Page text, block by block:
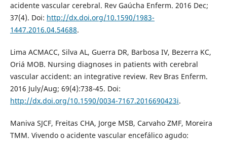
acidente vascular cerebral. Rev Gaúcha Enferm. 2016 Dec;
37(4). Doi: http://dx.doi.org/10.1590/1983-
1447.2016.04.54688.
Lima ACMACC, Silva AL, Guerra DR, Barbosa IV, Bezerra KC,
Oriá MOB. Nursing diagnoses in patients with cerebral
vascular accident: an integrative review. Rev Bras Enferm.
2016 July/Aug; 69(4):738-45. Doi:
http://dx.doi.org/10.1590/0034-7167.2016690423i.
Maniva SJCF, Freitas CHA, Jorge MSB, Carvaho ZMF, Moreira
TMM. Vivendo o acidente vascular encefálico agudo: